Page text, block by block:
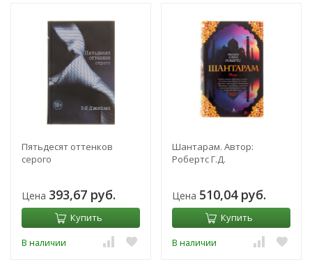
Пятьдесят оттенков
серого
Цена 393,67 руб.
Купить
В наличии
Шантарам. Автор:
Робертс Г.Д.
Цена 510,04 руб.
Купить
В наличии